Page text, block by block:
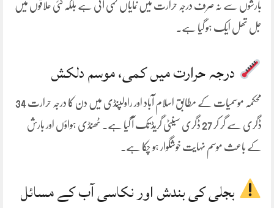
بارشوں سے نہ صرف درجہ حرارت میں نمایاں کمی آئی ہے بلکہ کئی علاقوں میں
جل تھل ایک ہو گیا ہے۔
درجہ حرارت میں کمی، موسم دلکش
محکمہ موسمیات کے مطابق اسلام آباد اور راولپنڈی میں دن کا درجہ حرارت 34
ڈگری سے گر کر 27 ڈگری سینٹی گریڈ تک آ گیا ہے۔ ٹھنڈی ہواؤں اور بارش
کے باعث موسم نہایت خوشگوار ہو چکا ہے۔
بجلی کی بندش اور نکاسی آب کے مسائل